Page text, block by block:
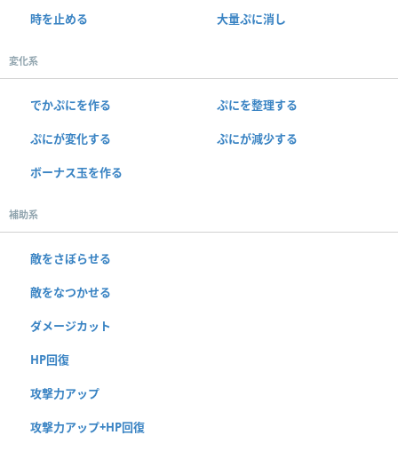
時を止める 大量ぷに消し
変化系
でかぷにを作る ぷにを整理する
ぷにが変化する ぷにが減少する
ボーナス玉を作る
補助系
敵をさぼらせる
敵をなつかせる
ダメージカット
HP回復
攻撃力アップ
攻撃力アップ+HP回復